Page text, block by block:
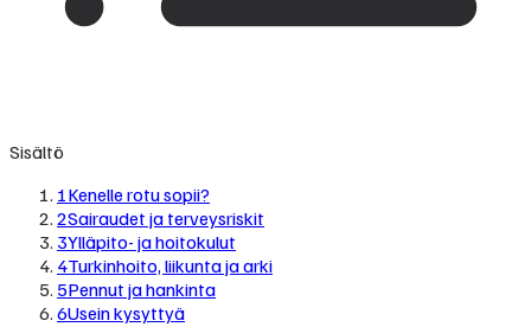
Sisältö
1Kenelle rotu sopii?
2Sairaudet ja terveysriskit
3Ylläpito- ja hoitokulut
4Turkinhoito, liikunta ja arki
5Pennut ja hankinta
6Usein kysyttyä